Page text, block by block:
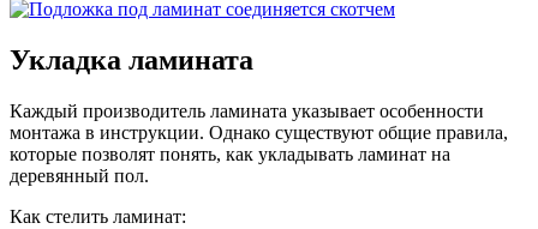
Укладка ламината
Каждый производитель ламината указывает особенности
монтажа в инструкции. Однако существуют общие правила,
которые позволят понять, как укладывать ламинат на
деревянный пол.
Как стелить ламинат: